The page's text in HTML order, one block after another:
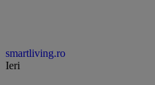
smartliving.ro
Ieri